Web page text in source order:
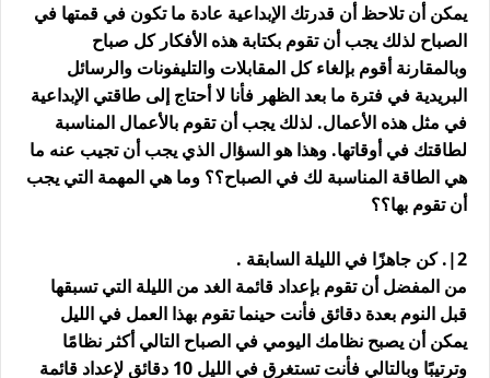
يمكن أن تلاحظ أن قدرتك الإبداعية عادة ما تكون في قمتها في
الصباح لذلك يجب أن تقوم بكتابة هذه الأفكار كل صباح
وبالمقارنة أقوم بإلغاء كل المقابلات والتليفونات والرسائل
البريدية في فترة ما بعد الظهر فأنا لا أحتاج إلى طاقتي الإبداعية
في مثل هذه الأعمال. لذلك يجب أن تقوم بالأعمال المناسبة
لطاقتك في أوقاتها. وهذا هو السؤال الذي يجب أن تجيب عنه ما
هي الطاقة المناسبة لك في الصباح؟؟ وما هي المهمة التي يجب
أن تقوم بها؟؟
2|. كن جاهزًا في الليلة السابقة .
من المفضل أن تقوم بإعداد قائمة الغد من الليلة التي تسبقها
قبل النوم بعدة دقائق فأنت حينما تقوم بهذا العمل في الليل
يمكن أن يصبح نظامك اليومي في الصباح التالي أكثر نظامًا
وترتيبًا وبالتالي فأنت تستغرق في الليل 10 دقائق لإعداد قائمة